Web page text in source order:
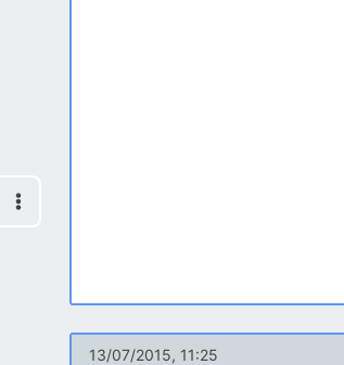
13/07/2015, 11:25